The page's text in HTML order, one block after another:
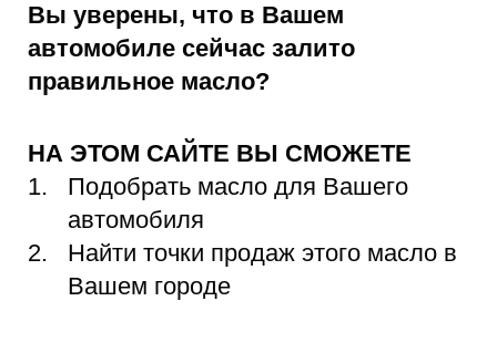
Вы уверены, что в Вашем
автомобиле сейчас залито
правильное масло?
НА ЭТОМ САЙТЕ ВЫ СМОЖЕТЕ
Подобрать масло для Вашего
автомобиля
Найти точки продаж этого масло в
Вашем городе